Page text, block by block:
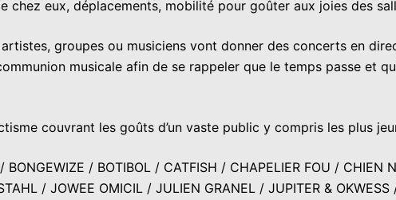
chez eux, déplacements, mobilité pour goûter aux joies des
groupes ou musiciens vont donner des concerts en
musicale afin de se rappeler que le temps passe et
couvrant les goûts d’un vaste public y compris les plus
BONGEWIZE / BOTIBOL / CATFISH / CHAPELIER FOU / CHIEN
/ JOWEE OMICIL / JULIEN GRANEL / JUPITER &